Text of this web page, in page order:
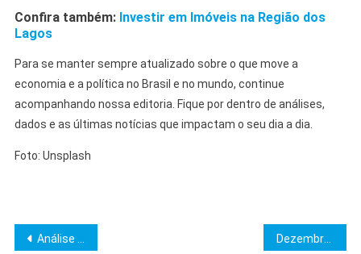
Confira também: Investir em Imóveis na Região dos
Lagos
Para se manter sempre atualizado sobre o que move a
economia e a política no Brasil e no mundo, continue
acompanhando nossa editoria. Fique por dentro de análises,
dados e as últimas notícias que impactam o seu dia a dia.
Foto: Unsplash
Navegação
Análise de Mercados: Ibovespa, Nasdaq e Bitcoin em Destaque